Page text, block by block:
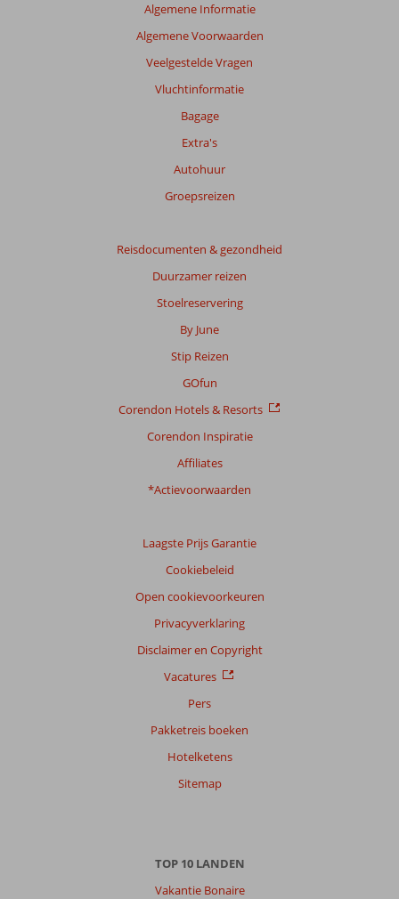
Algemene Informatie
Algemene Voorwaarden
Veelgestelde Vragen
Vluchtinformatie
Bagage
Extra's
Autohuur
Groepsreizen
Reisdocumenten & gezondheid
Duurzamer reizen
Stoelreservering
By June
Stip Reizen
GOfun
Corendon Hotels & Resorts
Corendon Inspiratie
Affiliates
*Actievoorwaarden
Laagste Prijs Garantie
Cookiebeleid
Open cookievoorkeuren
Privacyverklaring
Disclaimer en Copyright
Vacatures
Pers
Pakketreis boeken
Hotelketens
Sitemap
TOP 10 LANDEN
Vakantie Bonaire